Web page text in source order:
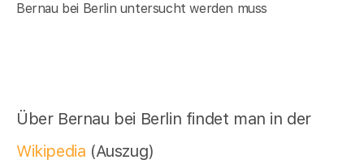
Bernau bei Berlin untersucht werden muss
Über Bernau bei Berlin findet man in der
Wikipedia (Auszug)